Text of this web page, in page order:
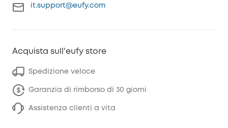
it.support@eufy.com
Acquista sull'eufy store
Spedizione veloce
Garanzia di rimborso di 30 giorni
Assistenza clienti a vita